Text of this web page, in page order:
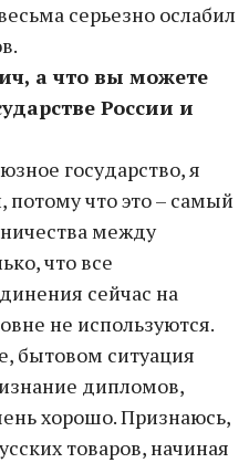
серьезно ослабил
а что вы можете
России и
государство, я
потому что это – самый
между
что все
сейчас на
не используются.
бытовом ситуация
дипломов,
хорошо. Признаюсь,
товаров, начиная